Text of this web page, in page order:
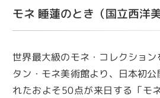
モネ 睡蓮のとき（国立西洋
世界最大級のモネ・コレクショ
タン・モネ美術館より、日本初
れたおよそ50点が来日する「モ